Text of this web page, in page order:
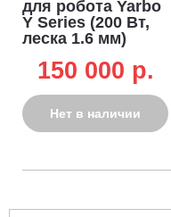
для робота Yarbo
Y Series (200 Вт,
леска 1.6 мм)
150 000 p.
Нет в наличии